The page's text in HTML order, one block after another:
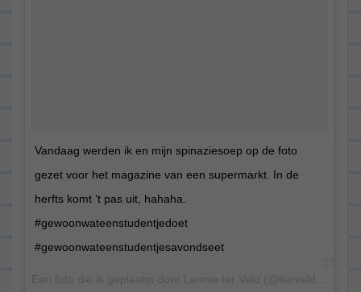
Vandaag werden ik en mijn spinaziesoep op de foto
gezet voor het magazine van een supermarkt. In de
herfts komt ‘t pas uit, hahaha.
#gewoonwateenstudentjedoet
#gewoonwateenstudentjesavondseet